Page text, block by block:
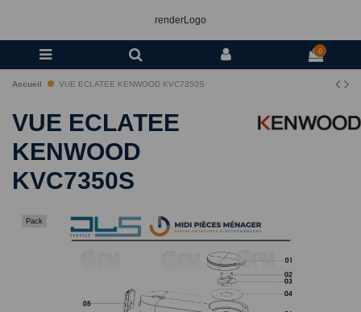
renderLogo
0
Accueil VUE ECLATEE KENWOOD KVC7350S
VUE ECLATEE
KENWOOD
KVC7350S
Pack